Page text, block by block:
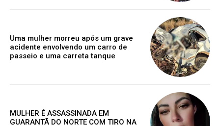
/ para sempre
Acesso as notícias publicas
ESCOLHA O PLANO
Uma mulher morreu após um grave
acidente envolvendo um carro de
passeio e uma carreta tanque
MULHER É ASSASSINADA EM
GUARANTÃ DO NORTE COM TIRO NA